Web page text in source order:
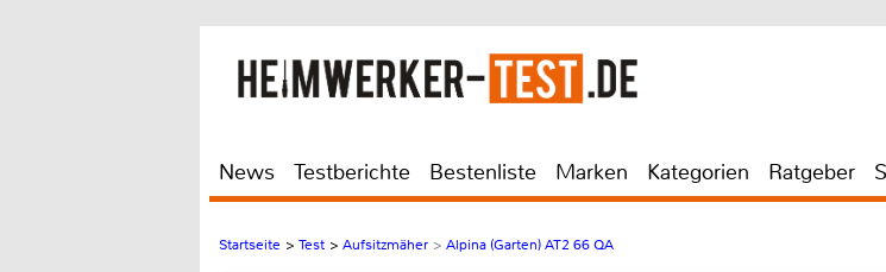
News Testberichte Bestenliste Marken Kategorien Ratgeber
Startseite > Test > Aufsitzmäher > Alpina (Garten) AT2 66 QA